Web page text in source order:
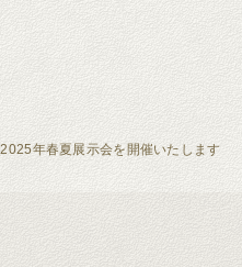
2025年春夏展示会を開催いたします